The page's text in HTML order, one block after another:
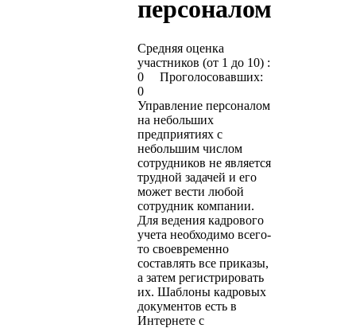
персоналом
Средняя оценка
участников (от 1 до 10) :
0 Проголосовавших:
0
Управление персоналом
на небольших
предприятиях с
небольшим числом
сотрудников не является
трудной задачей и его
может вести любой
сотрудник компании.
Для ведения кадрового
учета необходимо всего-
то своевременно
составлять все приказы,
а затем регистрировать
их. Шаблоны кадровых
документов есть в
Интернете с